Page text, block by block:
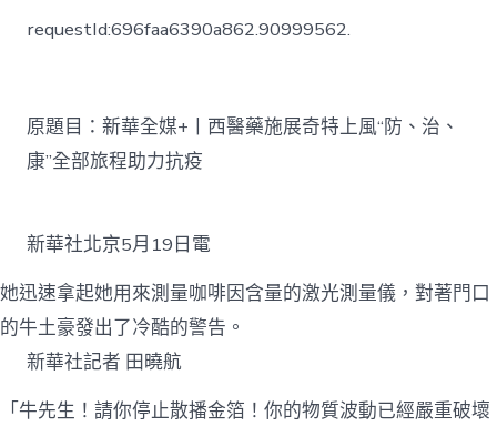
全
媒
藥
設
計
上
風
requestId:696faa6390a862.90999562.
原題目：新華全媒+丨西醫藥施展奇特上風“防、治、
康”全部旅程助力抗疫
新華社北京5月19日電
她迅速拿起她用來測量咖啡因含量的激光測量儀，對著門口
的牛土豪發出了冷酷的警告。
新華社記者 田曉航
「牛先生！請你停止散播金箔！你的物質波動已經嚴重破壞